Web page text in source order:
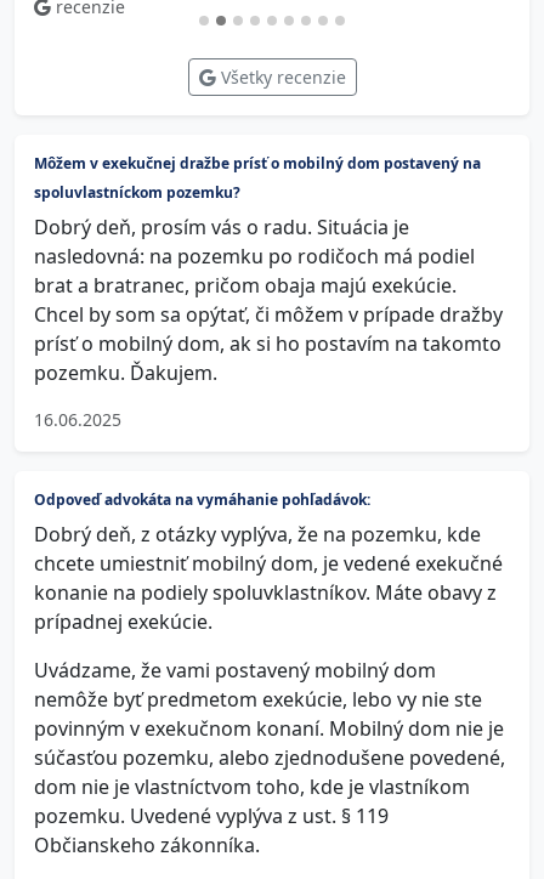
recenzie
Všetky recenzie
Môžem v exekučnej dražbe prísť o mobilný dom postavený na
spoluvlastníckom pozemku?
Dobrý deň, prosím vás o radu. Situácia je
nasledovná: na pozemku po rodičoch má podiel
brat a bratranec, pričom obaja majú exekúcie.
Chcel by som sa opýtať, či môžem v prípade dražby
prísť o mobilný dom, ak si ho postavím na takomto
pozemku. Ďakujem.
16.06.2025
Odpoveď advokáta na vymáhanie pohľadávok:
Dobrý deň, z otázky vyplýva, že na pozemku, kde
chcete umiestniť mobilný dom, je vedené exekučné
konanie na podiely spoluvklastníkov. Máte obavy z
prípadnej exekúcie.
Uvádzame, že vami postavený mobilný dom
nemôže byť predmetom exekúcie, lebo vy nie ste
povinným v exekučnom konaní. Mobilný dom nie je
súčasťou pozemku, alebo zjednodušene povedené,
dom nie je vlastníctvom toho, kde je vlastníkom
pozemku. Uvedené vyplýva z ust. § 119
Občianskeho zákonníka.